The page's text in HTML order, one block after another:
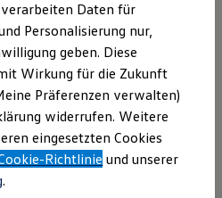
und Gebrauchtwagen
Zertifizierte Gebrauchtwagen
bei Gebrauchtwagen
für die
vierteilige Set die
hinten vor Kratzern schützen.
mit silbernem Zierstreifen
erhältlich. Fragen Sie das
Daten für
Personalisierung nur,
geben. Diese
Wirkung für die Zukunft
Präferenzen verwalten)
widerrufen. Weitere
eingesetzten Cookies
Richtlinie und unserer
.